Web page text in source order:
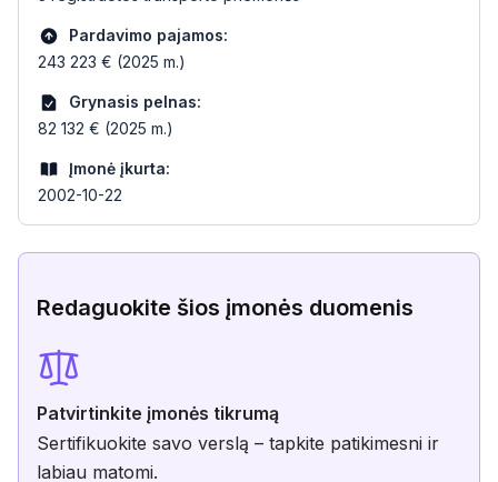
Pardavimo pajamos:
243 223 € (2025 m.)
Grynasis pelnas:
82 132 € (2025 m.)
Įmonė įkurta:
2002-10-22
Redaguokite šios įmonės duomenis
Patvirtinkite įmonės tikrumą
Sertifikuokite savo verslą – tapkite patikimesni ir
labiau matomi.